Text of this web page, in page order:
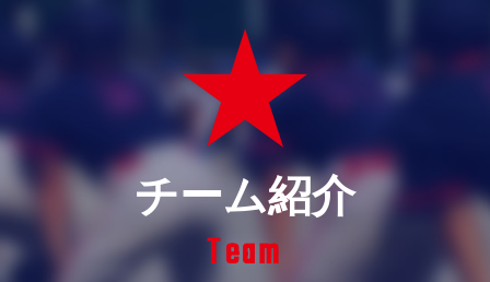
★
チーム紹介
Team